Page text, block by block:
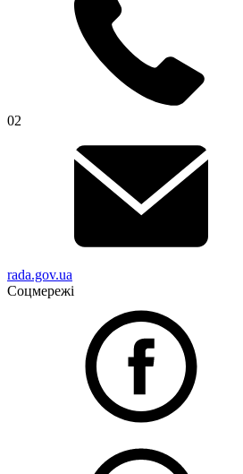
02
rada.gov.ua
Соцмережі